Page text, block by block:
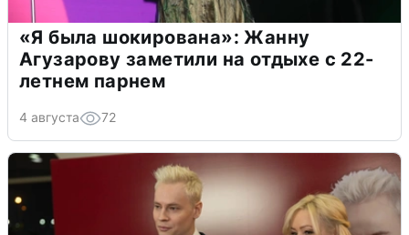
«Я была шокирована»: Жанну
Агузарову заметили на отдыхе с 22-
летнем парнем
4 августа 72